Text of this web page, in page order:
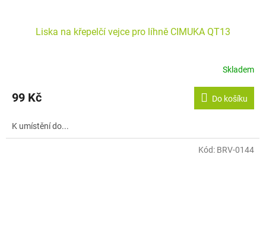
Liska na křepelčí vejce pro líhně CIMUKA QT13
Skladem
99 Kč Do košíku
K umístění do...
Kód: BRV-0144